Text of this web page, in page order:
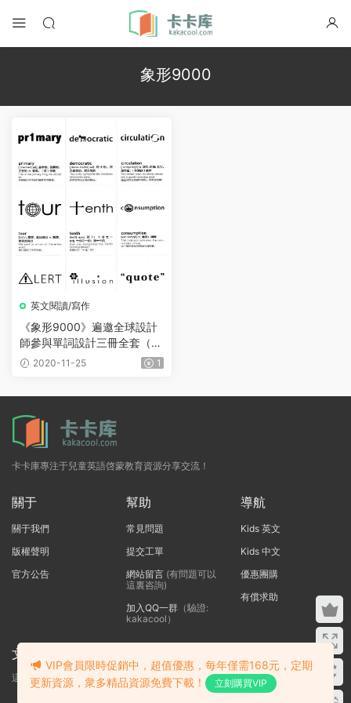
象形9000
英文閱讀/寫作
《象形9000》遍邀全球設計
師參與單詞設計三冊全套（P
DF+MP3）
2020-11-25 1
卡卡庫專注于兒童英語啓蒙教育資源分享交流！
關于
關于我們
版權聲明
官方公告
幫助
常見問題
提交工單
網站留言(有問題可以
這裏咨詢)
加入QQ一群（驗證:
kakacool）
導航
Kids 英文
Kids 中文
優惠團購
有償求助
文本标題
這裏輸入代碼
VIP會員限時促銷中，超值優惠，每年僅需168元，定期
更新資源，衆多精品資源免費下載！
立刻購買VIP